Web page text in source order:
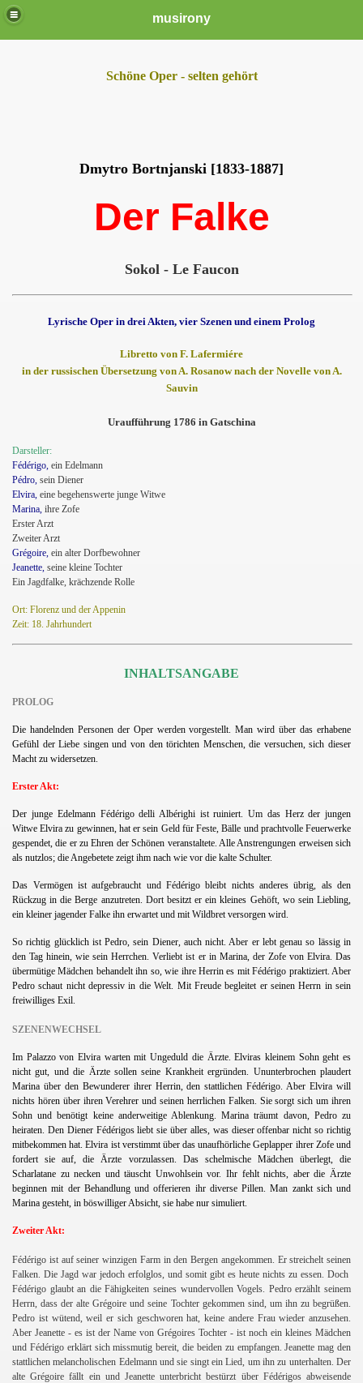
musirony
Schöne Oper - selten gehört
Dmytro Bortnjanski [1833-1887]
Der Falke
Sokol - Le Faucon
Lyrische Oper in drei Akten, vier Szenen und einem Prolog
Libretto von F. Lafermiére
in der russischen Übersetzung von A. Rosanow nach der Novelle von A.
Sauvin
Uraufführung 1786 in Gatschina
Darsteller:
Fédérigo, ein Edelmann
Pédro, sein Diener
Elvira, eine begehenswerte junge Witwe
Marina, ihre Zofe
Erster Arzt
Zweiter Arzt
Grégoire, ein alter Dorfbewohner
Jeanette, seine kleine Tochter
Ein Jagdfalke, krächzende Rolle
Ort: Florenz und der Appenin
Zeit: 18. Jahrhundert
INHALTSANGABE
PROLOG
Die handelnden Personen der Oper werden vorgestellt. Man wird über das erhabene
Gefühl der Liebe singen und von den törichten Menschen, die versuchen, sich dieser
Macht zu widersetzen.
Erster Akt:
Der junge Edelmann Fédérigo delli Albérighi ist ruiniert. Um das Herz der jungen
Witwe Elvira zu gewinnen, hat er sein Geld für Feste, Bälle und prachtvolle Feuerwerke
gespendet, die er zu Ehren der Schönen veranstaltete. Alle Anstrengungen erweisen sich
als nutzlos; die Angebetete zeigt ihm nach wie vor die kalte Schulter.
Das Vermögen ist aufgebraucht und Fédérigo bleibt nichts anderes übrig, als den
Rückzug in die Berge anzutreten. Dort besitzt er ein kleines Gehöft, wo sein Liebling,
ein kleiner jagender Falke ihn erwartet und mit Wildbret versorgen wird.
So richtig glücklich ist Pedro, sein Diener, auch nicht. Aber er lebt genau so lässig in
den Tag hinein, wie sein Herrchen. Verliebt ist er in Marina, der Zofe von Elvira. Das
übermütige Mädchen behandelt ihn so, wie ihre Herrin es mit Fédérigo praktiziert. Aber
Pedro schaut nicht depressiv in die Welt. Mit Freude begleitet er seinen Herrn in sein
freiwilliges Exil.
SZENENWECHSEL
Im Palazzo von Elvira warten mit Ungeduld die Ärzte. Elviras kleinem Sohn geht es
nicht gut, und die Ärzte sollen seine Krankheit ergründen. Ununterbrochen plaudert
Marina über den Bewunderer ihrer Herrin, den stattlichen Fédérigo. Aber Elvira will
nichts hören über ihren Verehrer und seinen herrlichen Falken. Sie sorgt sich um ihren
Sohn und benötigt keine anderweitige Ablenkung. Marina träumt davon, Pedro zu
heiraten. Den Diener Fédérigos liebt sie über alles, was dieser offenbar nicht so richtig
mitbekommen hat. Elvira ist verstimmt über das unaufhörliche Geplapper ihrer Zofe und
fordert sie auf, die Ärzte vorzulassen. Das schelmische Mädchen überlegt, die
Scharlatane zu necken und täuscht Unwohlsein vor. Ihr fehlt nichts, aber die Ärzte
beginnen mit der Behandlung und offerieren ihr diverse Pillen. Man zankt sich und
Marina gesteht, in böswilliger Absicht, sie habe nur simuliert.
Zweiter Akt:
Fédérigo ist auf seiner winzigen Farm in den Bergen angekommen. Er streichelt seinen
Falken. Die Jagd war jedoch erfolglos, und somit gibt es heute nichts zu essen. Doch
Fédérigo glaubt an die Fähigkeiten seines wundervollen Vogels. Pedro erzählt seinem
Herrn, dass der alte Grégoire und seine Tochter gekommen sind, um ihn zu begrüßen.
Pedro ist wütend, weil er sich geschworen hat, keine andere Frau wieder anzusehen.
Aber Jeanette - es ist der Name von Grégoires Tochter - ist noch ein kleines Mädchen
und Fédérigo erklärt sich missmutig bereit, die beiden zu empfangen. Jeanette mag den
stattlichen melancholischen Edelmann und sie singt ein Lied, um ihn zu unterhalten. Der
alte Grégoire fällt ein und Jeanette unterbricht bestürzt über Fédérigos abweisende